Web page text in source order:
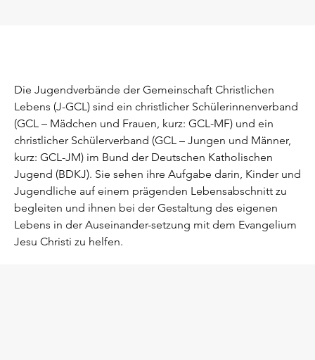
Die Jugendverbände der Gemeinschaft Christlichen
Lebens (J-GCL) sind ein christlicher Schülerinnenverband
(GCL – Mädchen und Frauen, kurz: GCL-MF) und ein
christlicher Schülerverband (GCL – Jungen und Männer,
kurz: GCL-JM) im Bund der Deutschen Katholischen
Jugend (BDKJ). Sie sehen ihre Aufgabe darin, Kinder und
Jugendliche auf einem prägenden Lebensabschnitt zu
begleiten und ihnen bei der Gestaltung des eigenen
Lebens in der Auseinander-setzung mit dem Evangelium
Jesu Christi zu helfen.